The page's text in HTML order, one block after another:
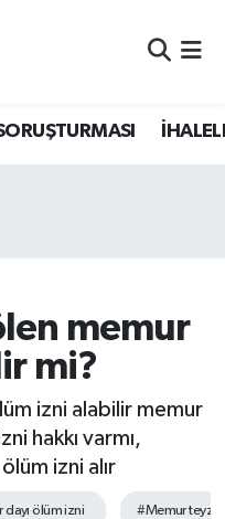
memur
mi?
izni alabilir memur
hakkı varmı,
izni alır
dayı ölüm izni #Memur teyze